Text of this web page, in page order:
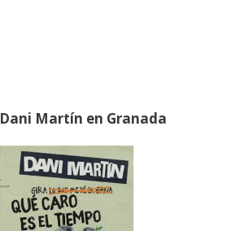
Dani Martín en Granada